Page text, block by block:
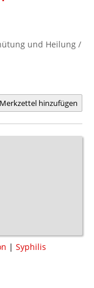
und Heilung /
hinzufügen
| Syphilis